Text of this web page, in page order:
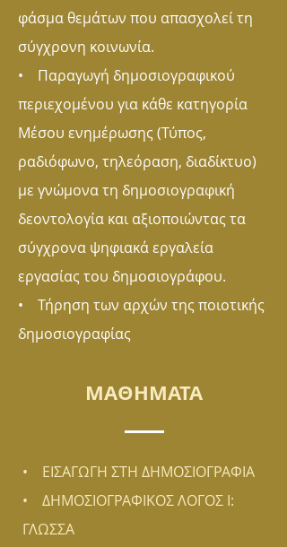
φάσμα θεμάτων που απασχολεί τη
σύγχρονη κοινωνία.
• Παραγωγή δημοσιογραφικού
περιεχομένου για κάθε κατηγορία
Μέσου ενημέρωσης (Τύπος,
ραδιόφωνο, τηλεόραση, διαδίκτυο)
με γνώμονα τη δημοσιογραφική
δεοντολογία και αξιοποιώντας τα
σύγχρονα ψηφιακά εργαλεία
εργασίας του δημοσιογράφου.
• Τήρηση των αρχών της ποιοτικής
δημοσιογραφίας
ΜΑΘΗΜΑΤΑ
• ΕΙΣΑΓΩΓΗ ΣΤΗ ΔΗΜΟΣΙΟΓΡΑΦΙΑ
• ΔΗΜΟΣΙΟΓΡΑΦΙΚΟΣ ΛΟΓΟΣ Ι:
ΓΛΩΣΣΑ